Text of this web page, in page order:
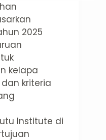
2025
kelapa
kriteria
Institute di